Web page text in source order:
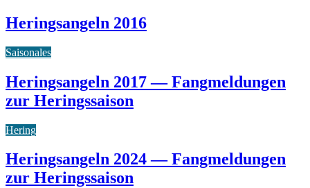
Heringsangeln 2016
Saisonales
Heringsangeln 2017 — Fangmeldungen
zur Heringssaison
Hering
Heringsangeln 2024 — Fangmeldungen
zur Heringssaison